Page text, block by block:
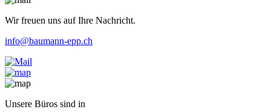
Wir freuen uns auf Ihre Nachricht.
info@baumann-epp.ch
Unsere Büros sind in